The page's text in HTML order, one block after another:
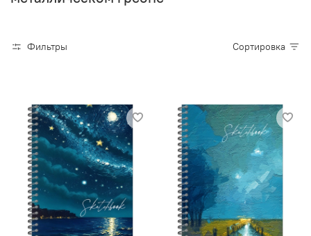
Фильтры Сортировка